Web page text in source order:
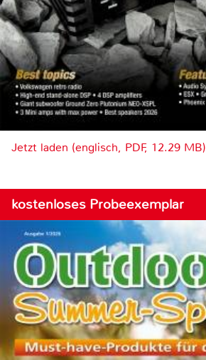
Jetzt laden (englisch, PDF, 12.29 MB)
kostenloses Probeexemplar